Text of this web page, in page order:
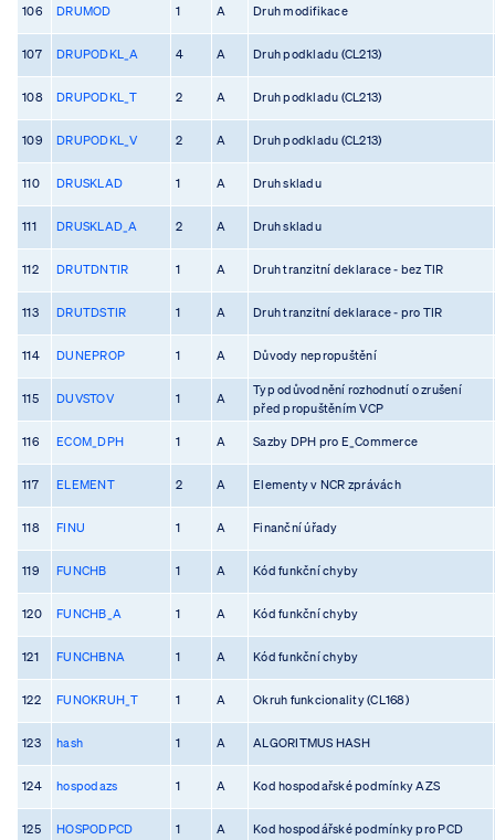
106 DRUMOD 1 A Druh modifikace
107 DRUPODKL_A 4 A Druh podkladu (CL213)
108 DRUPODKL_T 2 A Druh podkladu (CL213)
109 DRUPODKL_V 2 A Druh podkladu (CL213)
110 DRUSKLAD 1 A Druh skladu
111 DRUSKLAD_A 2 A Druh skladu
112 DRUTDNTIR 1 A Druh tranzitní deklarace - bez TIR
113 DRUTDSTIR 1 A Druh tranzitní deklarace - pro TIR
114 DUNEPROP 1 A Důvody nepropuštění
115 DUVSTOV 1 A
Typ odůvodnění rozhodnutí o zrušení
před propuštěním VCP
116 ECOM_DPH 1 A Sazby DPH pro E_Commerce
117 ELEMENT 2 A Elementy v NCR zprávách
118 FINU 1 A Finanční úřady
119 FUNCHB 1 A Kód funkční chyby
120 FUNCHB_A 1 A Kód funkční chyby
121 FUNCHBNA 1 A Kód funkční chyby
122 FUNOKRUH_T 1 A Okruh funkcionality (CL168)
123 hash 1 A ALGORITMUS HASH
124 hospodazs 1 A Kod hospodařské podmínky AZS
125 HOSPODPCD 1 A Kod hospodářské podmínky pro PCD